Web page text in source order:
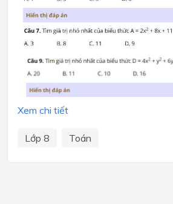
Xem chi tiết
Lớp 8 Toán